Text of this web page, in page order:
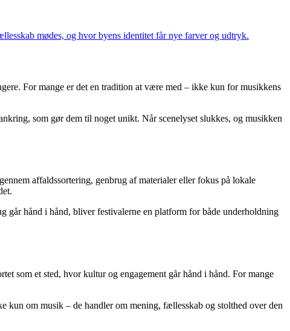
mødes, og hvor byens identitet får nye farver og udtryk.
For mange er det en tradition at være med – ikke kun for musikkens
som gør dem til noget unikt. Når scenelyset slukkes, og musikken
affaldssortering, genbrug af materialer eller fokus på lokale
går hånd i hånd, bliver festivalerne en platform for både underholdning
som et sted, hvor kultur og engagement går hånd i hånd. For mange
kun om musik – de handler om mening, fællesskab og stolthed over den